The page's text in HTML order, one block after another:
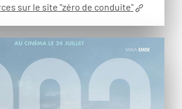
sur le site "zéro de conduite"